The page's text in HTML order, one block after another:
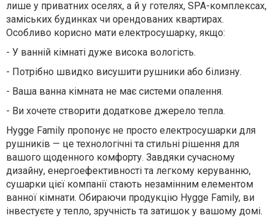
лише у приватних оселях, а й у готелях, SPA-комплексах,
заміських будинках чи орендованих квартирах.
Особливо корисно мати електросушарку, якщо:
- У ванній кімнаті дуже висока вологість.
- Потрібно швидко висушити рушники або білизну.
- Ваша ванна кімната не має системи опалення.
- Ви хочете створити додаткове джерело тепла.
Hygge Family пропонує не просто електросушарки для
рушників — це технологічні та стильні рішення для
вашого щоденного комфорту. Завдяки сучасному
дизайну, енергоефективності та легкому керуванню,
сушарки цієї компанії стають незамінним елементом
ванної кімнати. Обираючи продукцію Hygge Family, ви
інвестуєте у тепло, зручність та затишок у вашому домі.